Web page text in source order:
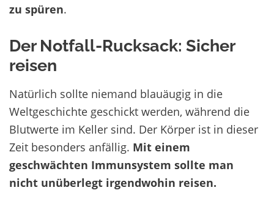
zu spüren.
Der Notfall-Rucksack: Sicher
reisen
Natürlich sollte niemand blauäugig in die
Weltgeschichte geschickt werden, während die
Blutwerte im Keller sind. Der Körper ist in dieser
Zeit besonders anfällig. Mit einem
geschwächten Immunsystem sollte man
nicht unüberlegt irgendwohin reisen.